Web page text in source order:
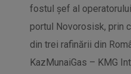
fostul șef al
portul Novorosisk, prin
din trei rafinării din
KazMunaiGas – KMG